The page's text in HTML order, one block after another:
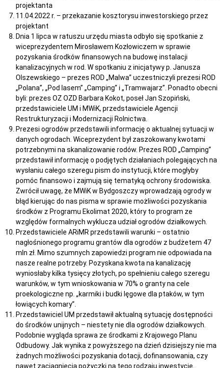
projektanta
11.04.2022 r. – przekazanie kosztorysu inwestorskiego przez
projektant
Dnia 1 lipca w ratuszu urzędu miasta odbyło się spotkanie z
wiceprezydentem Mirosławem Kozłowiczem w sprawie
pozyskania środków finansowych na budowę instalacji
kanalizacyjnych w rod. W spotkaniu z inicjatywy p. Janusza
Olszewskiego – prezes ROD „Malwa” uczestniczyli prezesi ROD
„Polana”, „Pod lasem” „Camping” i „Tramwajarz”. Ponadto obecni
byli: prezes OZ OZD Barbara Kokot, poseł Jan Szopiński,
przedstawiciele UM i MWiK, przedstawiciele Agencji
Restrukturyzacji i Modernizacji Rolnictwa.
Prezesi ogrodów przedstawili informację o aktualnej sytuacji w
danych ogrodach. Wiceprezydent był zaszokowany kwotami
potrzebnymi na skanalizowanie rodów. Prezes ROD „Camping”
przedstawił informację o podjętych działaniach polegających na
wysłaniu całego szeregu pism do instytucji, które mogłyby
pomóc finansowo i zajmują się tematyką ochrony środowiska.
Zwrócił uwagę, że MWiK w Bydgoszczy wprowadzają ogrody w
błąd kierując do nas pisma w sprawie możliwości pozyskania
środków z Programu Ekolimat 2020, który to program ze
względów formalnych wyklucza udział ogrodów działkowych.
Przedstawiciele ARiMR przedstawili warunki – ostatnio
nagłośnionego programu grantów dla ogrodów z budżetem 47
mln zł. Mimo szumnych zapowiedzi program nie odpowiada na
nasze realne potrzeby. Pozyskana kwota na kanalizację
wyniosłaby kilka tysięcy złotych, po spełnieniu całego szeregu
warunków, w tym wnioskowania w 70% o granty na cele
proekologiczne np. „karmiki i budki lęgowe dla ptaków, w tym
łowiących komary”.
Przedstawiciel UM przedstawił aktualną sytuację dostępności
do środków unijnych – niestety nie dla ogrodów działkowych.
Podobnie wygląda sprawa ze środkami z Krajowego Planu
Odbudowy. Jak wynika z powyższego na dzień dzisiejszy nie ma
żadnych możliwości pozyskania dotacji, dofinansowania, czy
nawet zaciągnięcia pożyczki na tego rodzaju inwestycje.